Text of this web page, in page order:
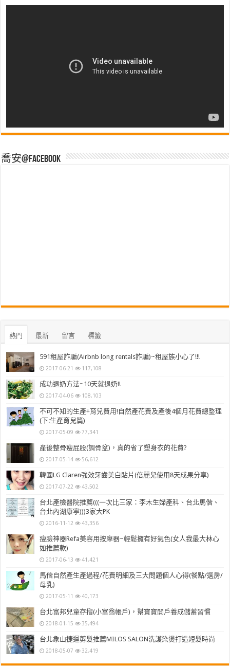
喬安@Facebook
熱門 最新 留言 標籤
591租屋詐騙(Airbnb long rentals詐騙)~租屋族小心了!!!
2017-06-21 117,108
成功退奶方法~10天就退奶!!
2017-04-06 108,103
不可不知的生產+育兒費用!自然產花費及產後4個月花費總整理
(下:生產育兒篇)
2017-05-09 77,341
產後整骨瘦屁股(調骨盆)，真的省了塑身衣的花費?
2017-05-14 56,612
韓國LG Claren強效牙齒美白貼片(倍麗兒使用8天成果分享)
2017-07-22 43,502
台北產檢醫院推薦(((一次比三家：李木生婦產科、台北馬偕、
台北內湖康寧)))3家大PK
2016-11-12 43,356
瘦臉神器Refa美容用按摩器~輕鬆擁有好氣色(女人我最大林心
如推薦款)
2017-06-13 41,421
馬偕自然產生產過程/花費明細及三大問題個人心得(餐點/選房/
母乳)
2017-05-11 40,173
台北富邦兒童存摺(小富翁帳戶)，幫寶寶開戶養成儲蓄習慣
2018-01-15 35,494
台北象山捷運剪髮推薦MILOS SALON洗護染燙打造短髮時尚
2018-05-07 32,419